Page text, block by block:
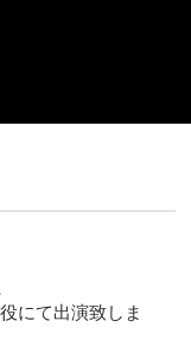
にて出演致しま